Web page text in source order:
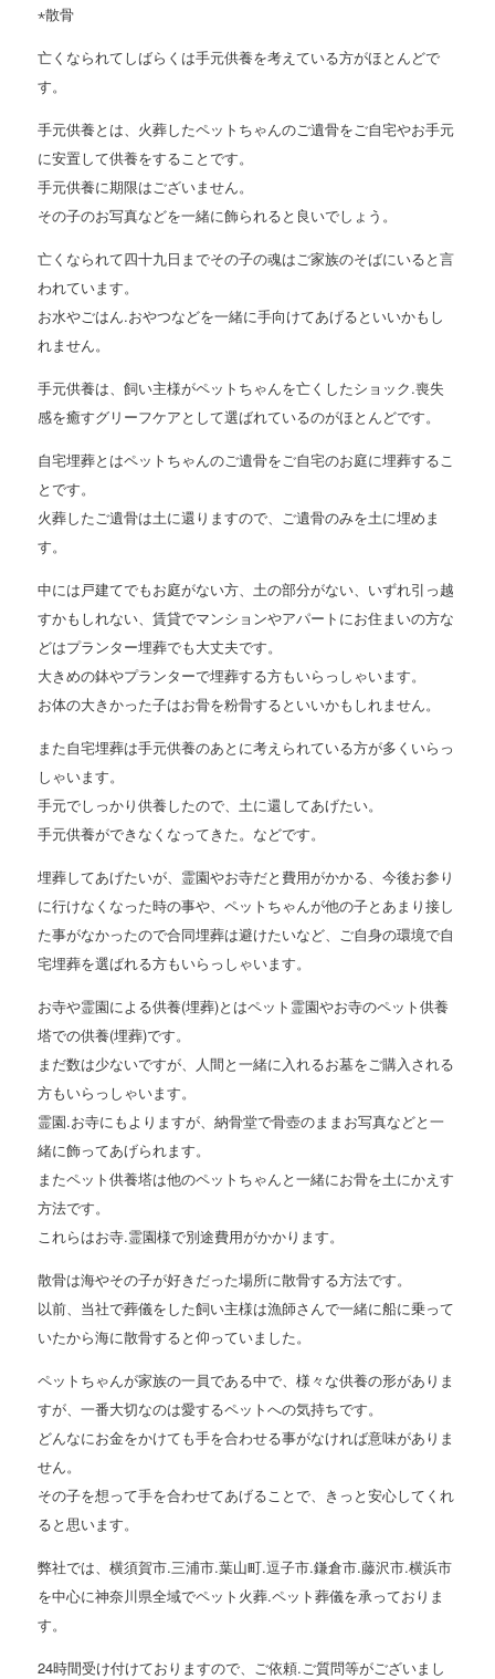
⋆散骨
亡くなられてしばらくは手元供養を考えている方がほとんどで
す。
手元供養とは、火葬したペットちゃんのご遺骨をご自宅やお手元
に安置して供養をすることです。
手元供養に期限はございません。
その子のお写真などを一緒に飾られると良いでしょう。
亡くなられて四十九日までその子の魂はご家族のそばにいると言
われています。
お水やごはん.おやつなどを一緒に手向けてあげるといいかもし
れません。
手元供養は、飼い主様がペットちゃんを亡くしたショック.喪失
感を癒すグリーフケアとして選ばれているのがほとんどです。
自宅埋葬とはペットちゃんのご遺骨をご自宅のお庭に埋葬するこ
とです。
火葬したご遺骨は土に還りますので、ご遺骨のみを土に埋めま
す。
中には戸建てでもお庭がない方、土の部分がない、いずれ引っ越
すかもしれない、賃貸でマンションやアパートにお住まいの方な
どはプランター埋葬でも大丈夫です。
大きめの鉢やプランターで埋葬する方もいらっしゃいます。
お体の大きかった子はお骨を粉骨するといいかもしれません。
また自宅埋葬は手元供養のあとに考えられている方が多くいらっ
しゃいます。
手元でしっかり供養したので、土に還してあげたい。
手元供養ができなくなってきた。などです。
埋葬してあげたいが、霊園やお寺だと費用がかかる、今後お参り
に行けなくなった時の事や、ペットちゃんが他の子とあまり接し
た事がなかったので合同埋葬は避けたいなど、ご自身の環境で自
宅埋葬を選ばれる方もいらっしゃいます。
お寺や霊園による供養(埋葬)とはペット霊園やお寺のペット供養
塔での供養(埋葬)です。
まだ数は少ないですが、人間と一緒に入れるお墓をご購入される
方もいらっしゃいます。
霊園.お寺にもよりますが、納骨堂で骨壺のままお写真などと一
緒に飾ってあげられます。
またペット供養塔は他のペットちゃんと一緒にお骨を土にかえす
方法です。
これらはお寺.霊園様で別途費用がかかります。
散骨は海やその子が好きだった場所に散骨する方法です。
以前、当社で葬儀をした飼い主様は漁師さんで一緒に船に乗って
いたから海に散骨すると仰っていました。
ペットちゃんが家族の一員である中で、様々な供養の形がありま
すが、一番大切なのは愛するペットへの気持ちです。
どんなにお金をかけても手を合わせる事がなければ意味がありま
せん。
その子を想って手を合わせてあげることで、きっと安心してくれ
ると思います。
弊社では、横須賀市.三浦市.葉山町.逗子市.鎌倉市.藤沢市.横浜市
を中心に神奈川県全域でペット火葬.ペット葬儀を承っておりま
す。
24時間受け付けておりますので、ご依頼.ご質問等がございまし